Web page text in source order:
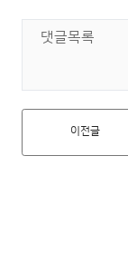
댓글목록
이전글